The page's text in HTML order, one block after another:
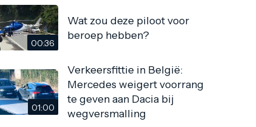
00:36
Wat zou deze piloot voor
beroep hebben?
01:00
Verkeersfittie in België:
Mercedes weigert voorrang
te geven aan Dacia bij
wegversmalling